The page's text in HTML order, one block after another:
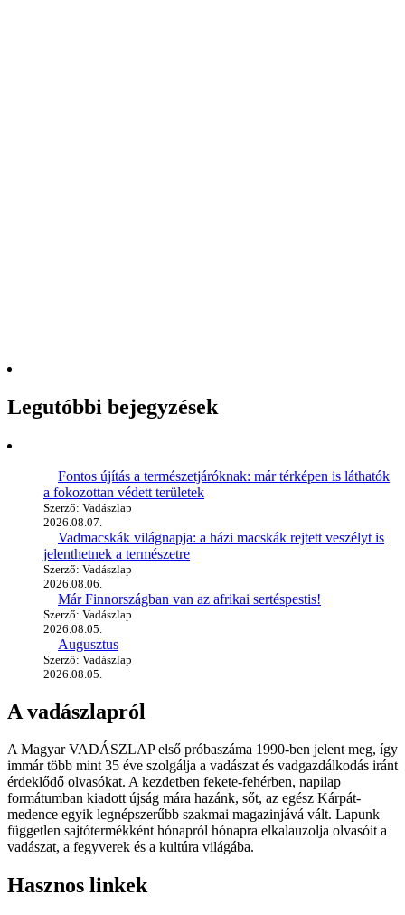
Legutóbbi bejegyzések
Fontos újítás a természetjáróknak: már térképen is láthatók
a fokozottan védett területek
Szerző: Vadászlap
2026.08.07.
Vadmacskák világnapja: a házi macskák rejtett veszélyt is
jelenthetnek a természetre
Szerző: Vadászlap
2026.08.06.
Már Finnországban van az afrikai sertéspestis!
Szerző: Vadászlap
2026.08.05.
Augusztus
Szerző: Vadászlap
2026.08.05.
A vadászlapról
A Magyar VADÁSZLAP első próbaszáma 1990-ben jelent meg, így
immár több mint 35 éve szolgálja a vadászat és vadgazdálkodás iránt
érdeklődő olvasókat. A kezdetben fekete-fehérben, napilap
formátumban kiadott újság mára hazánk, sőt, az egész Kárpát-
medence egyik legnépszerűbb szakmai magazinjává vált. Lapunk
független sajtótermékként hónapról hónapra elkalauzolja olvasóit a
vadászat, a fegyverek és a kultúra világába.
Hasznos linkek